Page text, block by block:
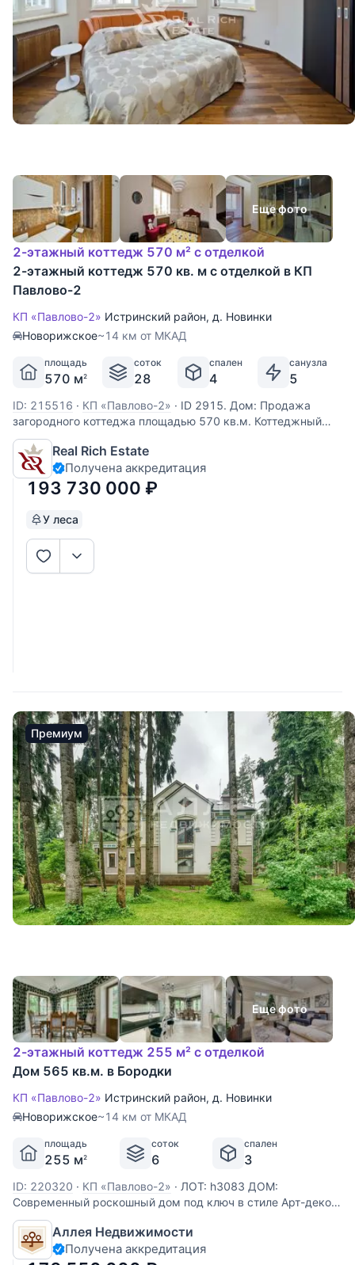
Еще фото
2-этажный коттедж 570 м² с отделкой
2-этажный коттедж 570 кв. м с отделкой в КП
Павлово-2
КП «Павлово-2» Истринский район, д. Новинки
Новорижское~14 км от МКАД
площадь
570 м2
соток
28
спален
4
санузла
5
ID: 215516 · КП «Павлово-2» · ID 2915. Дом: Продажа
загородного коттеджа площадью 570 кв.м. Коттеджный
поселок Павлово-2, Новорижское шоссе, 14 км. Дом
построен в 2 этажа из кирпича. Просторная планировка,
качественный ремонт, современный стиль в прекрасном
дизайнерском
Real Rich Estate
Получена аккредитация
193 730 000 ₽
У леса
Премиум
Еще фото
2-этажный коттедж 255 м² с отделкой
Дом 565 кв.м. в Бородки
КП «Павлово-2» Истринский район, д. Новинки
Новорижское~14 км от МКАД
площадь
255 м2
соток
6
спален
3
ID: 220320 · КП «Павлово-2» · ЛОТ: h3083 ДОМ:
Современный роскошный дом под ключ в стиле Арт-деко.
Дом меблирован - вся мебель от ведущих европейских
производителей. В цоколе дома расположена спа-зона с
бассейном для отдыха и занятий спортом. УЧАСТОК:
Аллея Недвижимости
Получена аккредитация